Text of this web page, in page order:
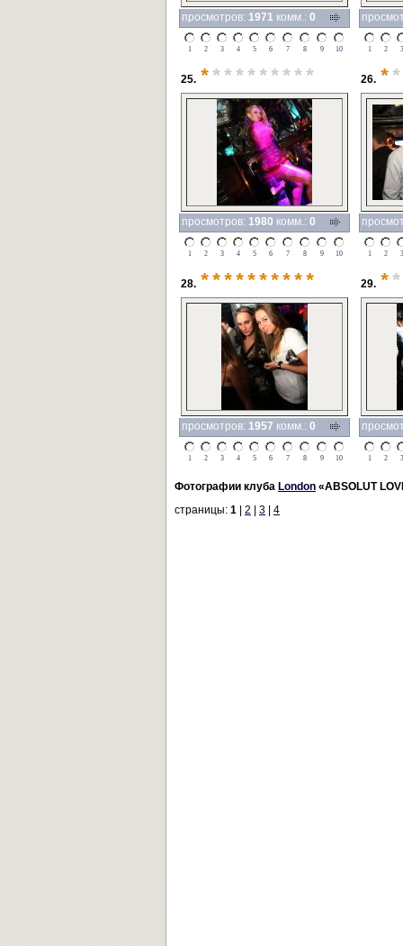
просмотров: 1971 комм.: 0
1 2 3 4 5 6 7 8 9 10 1 2 3
25. * *********
просмотров: 1980 комм.: 0
1 2 3 4 5 6 7 8 9 10
26. *
1 2 3
28. **********
просмотров: 1957 комм.: 0
1 2 3 4 5 6 7 8 9 10
29. *
1 2 3
Фотографии клуба London «ABSOLUT
страницы: 1 2 3 4